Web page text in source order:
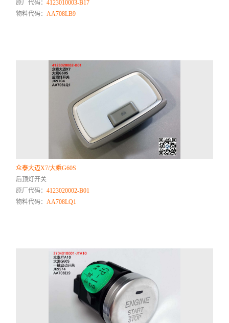
原厂代码：4123010003-B17
物料代码：AA708LB9
众泰大迈X7/大乘G60S
后顶灯开关
原厂代码：4123020002-B01
物料代码：AA708LQ1